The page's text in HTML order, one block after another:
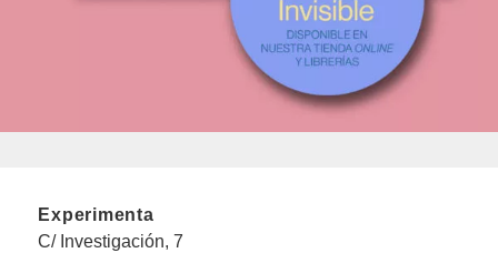
Experimenta
C/ Investigación, 7